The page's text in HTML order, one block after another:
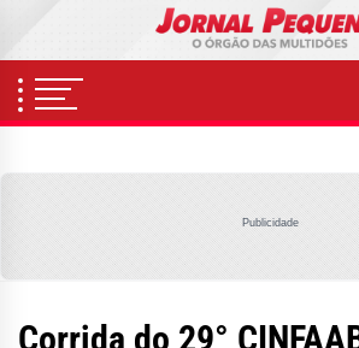
content
Publicidade
Corrida do 29°